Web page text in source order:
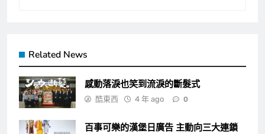
Related News
感動落淚也笑到流淚的斷髮式
酷東西 4 年 ago 0
百事可樂的漢堡日廣告 主動向三大連鎖